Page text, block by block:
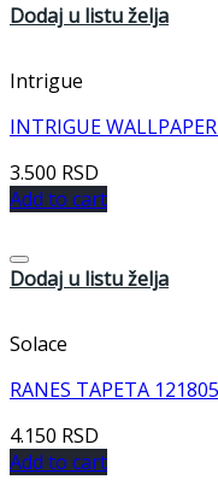
Dodaj u listu želja
Intrigue
INTRIGUE
3.500 RSD
Add to cart
Dodaj u listu želja
Solace
RANES TAPETA
4.150 RSD
Add to cart